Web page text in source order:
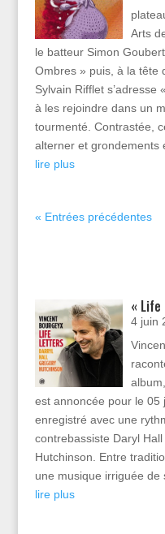
Arts
le batteur Simon
Ombres » puis, à la tête
Sylvain Rifflet s’adresse
à les rejoindre dans un
tourmenté. Contrastée,
alterner et grondements
lire plus
« Entrées précédentes
«
4 juin
est annoncée pour le 05
enregistré avec une
contrebassiste Daryl
Hutchinson. Entre
une musique irriguée de
lire plus